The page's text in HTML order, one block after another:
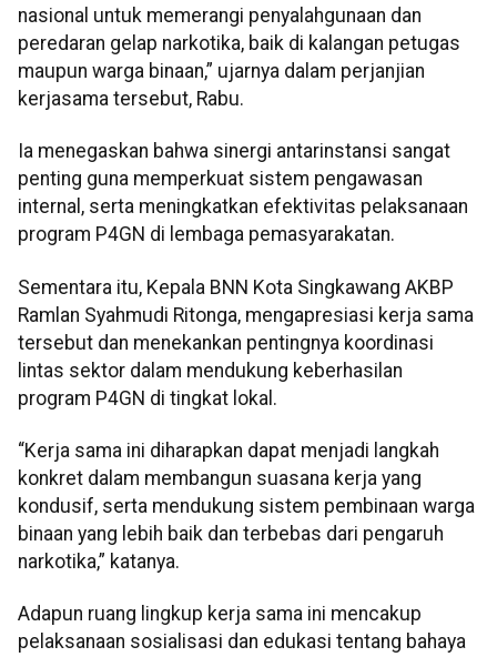
nasional untuk memerangi penyalahgunaan dan
peredaran gelap narkotika, baik di kalangan petugas
maupun warga binaan,” ujarnya dalam perjanjian
kerjasama tersebut, Rabu.
Ia menegaskan bahwa sinergi antarinstansi sangat
penting guna memperkuat sistem pengawasan
internal, serta meningkatkan efektivitas pelaksanaan
program P4GN di lembaga pemasyarakatan.
Sementara itu, Kepala BNN Kota Singkawang AKBP
Ramlan Syahmudi Ritonga, mengapresiasi kerja sama
tersebut dan menekankan pentingnya koordinasi
lintas sektor dalam mendukung keberhasilan
program P4GN di tingkat lokal.
“Kerja sama ini diharapkan dapat menjadi langkah
konkret dalam membangun suasana kerja yang
kondusif, serta mendukung sistem pembinaan warga
binaan yang lebih baik dan terbebas dari pengaruh
narkotika,” katanya.
Adapun ruang lingkup kerja sama ini mencakup
pelaksanaan sosialisasi dan edukasi tentang bahaya